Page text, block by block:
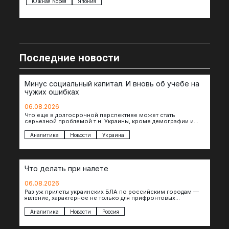
Последние новости
Минус социальный капитал. И вновь об учебе на
чужих ошибках
06.08.2026
Что еще в долгосрочной перспективе может стать
серьезной проблемой т.н. Украины, кроме демографии и
которых будет…
Аналитика Новости Украина
Что делать при налете
06.08.2026
Раз уж прилеты украинских БЛА по российским городам —
явление, характерное не только для прифронтовых
Аналитика Новости Россия